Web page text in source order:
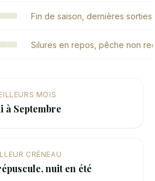
Fin de saison, dernières
Silures en repos, pêche non
MOIS
à Septembre
CRÉNEAU
nuit en été